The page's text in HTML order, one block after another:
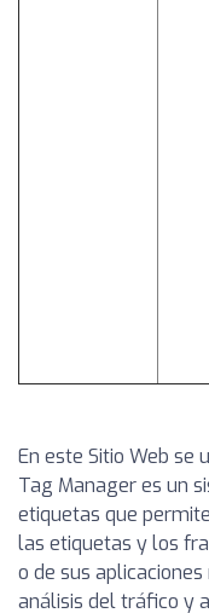
En este Sitio Web se
Tag Manager es un
etiquetas que
las etiquetas y los
o de sus
análisis del tráfico y